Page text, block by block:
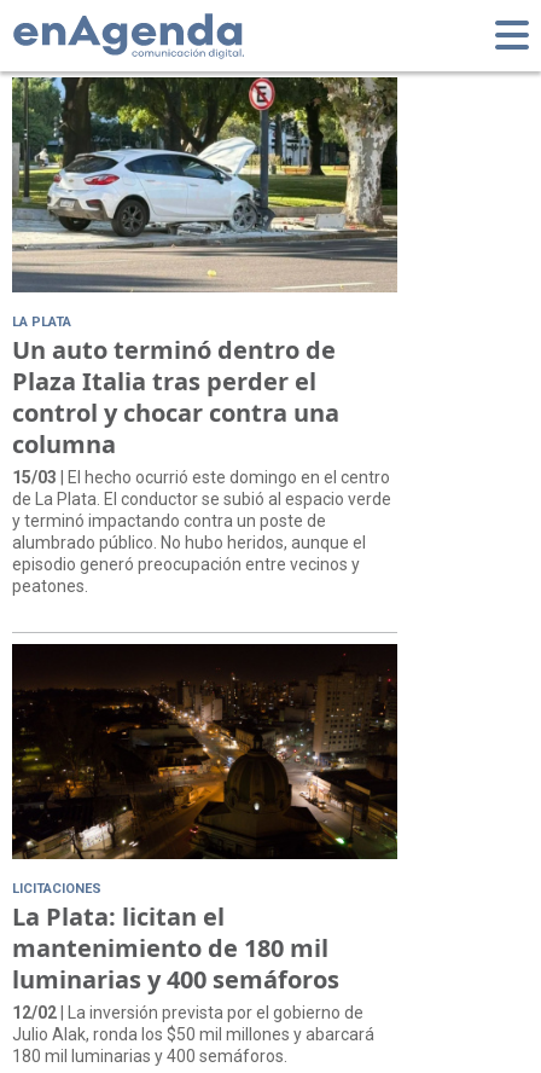
Tag: Alumbrado
LA PLATA
Un auto terminó dentro de
Plaza Italia tras perder el
control y chocar contra una
columna
15/03 | El hecho ocurrió este domingo en el centro
de La Plata. El conductor se subió al espacio verde
y terminó impactando contra un poste de
alumbrado público. No hubo heridos, aunque el
episodio generó preocupación entre vecinos y
peatones.
LICITACIONES
La Plata: licitan el
mantenimiento de 180 mil
luminarias y 400 semáforos
12/02 | La inversión prevista por el gobierno de
Julio Alak, ronda los $50 mil millones y abarcará
180 mil luminarias y 400 semáforos.